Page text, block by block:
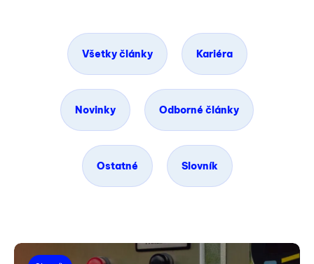
Všetky články Kariéra
Novinky Odborné články
Ostatné Slovník